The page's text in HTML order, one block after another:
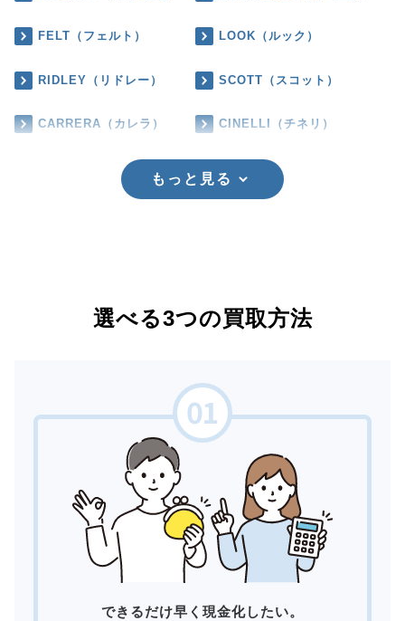
FELT（フェルト） LOOK（ルック）
RIDLEY（リドレー） SCOTT（スコット）
CARRERA（カレラ） CINELLI（チネリ）
もっと見る
選べる3つの買取方法
できるだけ早く現金化したい。